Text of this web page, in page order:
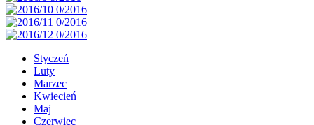
Styczeń
Luty
Marzec
Kwiecień
Maj
Czerwiec